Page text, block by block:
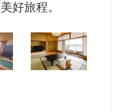
好旅程。